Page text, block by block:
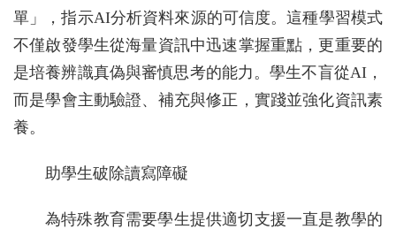
單」，指示AI分析資料來源的可信度。這種學習模式
不僅啟發學生從海量資訊中迅速掌握重點，更重要的
是培養辨識真偽與審慎思考的能力。學生不盲從AI，
而是學會主動驗證、補充與修正，實踐並強化資訊素
養。
助學生破除讀寫障礙
為特殊教育需要學生提供適切支援一直是教學的